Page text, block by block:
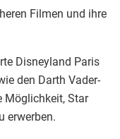
Filmen und ihre
Disneyland Paris
den Darth Vader-
Möglichkeit, Star
erwerben.